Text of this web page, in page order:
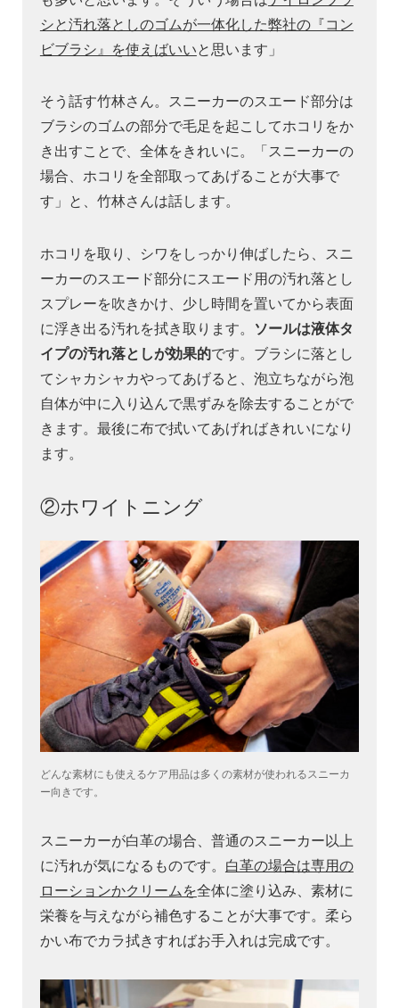
シと汚れ落としのゴムが一体化した弊社の『コン
ビブラシ』を使えばいいと思います」
そう話す竹林さん。スニーカーのスエード部分は
ブラシのゴムの部分で毛足を起こしてホコリをか
き出すことで、全体をきれいに。「スニーカーの
場合、ホコリを全部取ってあげることが大事で
す」と、竹林さんは話します。
ホコリを取り、シワをしっかり伸ばしたら、スニ
ーカーのスエード部分にスエード用の汚れ落とし
スプレーを吹きかけ、少し時間を置いてから表面
に浮き出る汚れを拭き取ります。 ソールは液体タ
イプの汚れ落としが効果的です。ブラシに落とし
てシャカシャカやってあげると、泡立ちながら泡
自体が中に入り込んで黒ずみを除去することがで
きます。最後に布で拭いてあげればきれいになり
ます。
②ホワイトニング
どんな素材にも使えるケア用品は多くの素材が使われるスニーカ
ー向きです。
スニーカーが白革の場合、普通のスニーカー以上
に汚れが気になるものです。 白革の場合は専用の
ローションかクリームを全体に塗り込み、素材に
栄養を与えながら補色することが大事です。柔ら
かい布でカラ拭きすればお手入れは完成です。